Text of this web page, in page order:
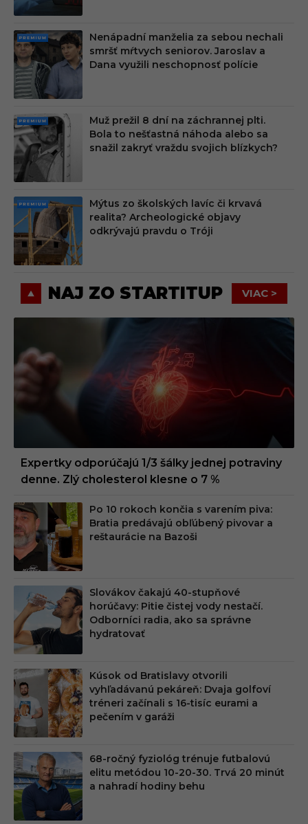
PRE
MIU
M
Nenápadní manželia za sebou nechali
smršť mŕtvych seniorov. Jaroslav a
Dana využili neschopnosť polície
PRE
MIU
M
Muž prežil 8 dní na záchrannej plti.
Bola to nešťastná náhoda alebo sa
snažil zakryť vraždu svojich blízkych?
PRE
MIU
M
Mýtus zo školských lavíc či krvavá
realita? Archeologické objavy
odkrývajú pravdu o Tróji
NAJ ZO STARTITUP VIAC >
Expertky odporúčajú 1/3 šálky jednej potraviny
denne. Zlý cholesterol klesne o 7 %
Po 10 rokoch končia s varením piva:
Bratia predávajú obľúbený pivovar a
reštaurácie na Bazoši
Slovákov čakajú 40-stupňové
horúčavy: Pitie čistej vody nestačí.
Odborníci radia, ako sa správne
hydratovať
Kúsok od Bratislavy otvorili
vyhľadávanú pekáreň: Dvaja golfoví
tréneri začínali s 16-tisíc eurami a
pečením v garáži
68-ročný fyziológ trénuje futbalovú
elitu metódou 10-20-30. Trvá 20 minút
a nahradí hodiny behu